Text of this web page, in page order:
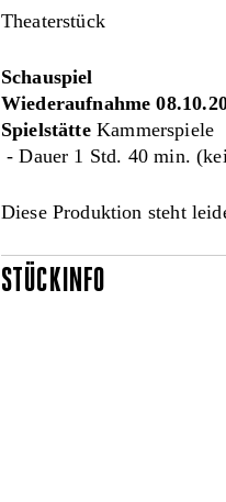
Theaterstück
Schauspiel
Wiederaufnahme
SpielstätteKammerspiele
- Dauer 1 Std. 40 min.
Diese Produktion steht
STÜCKINFO